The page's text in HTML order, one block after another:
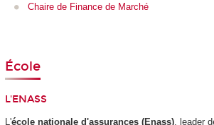
Chaire de Finance de Marché
École
L'ENASS
L'école nationale d'assurances (Enass), leader